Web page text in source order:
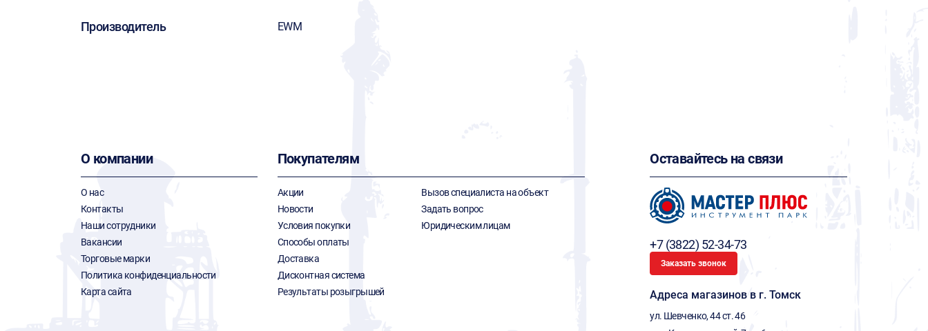
Производитель EWM
О компании
О нас
Контакты
Наши сотрудники
Вакансии
Торговые марки
Политика конфиденциальности
Карта сайта
Покупателям
Акции
Новости
Условия покупки
Способы оплаты
Доставка
Дисконтная система
Результаты розыгрышей
Вызов специалиста на объект
Задать вопрос
Юридическим лицам
Оставайтесь на связи
+7 (3822) 52-34-73
Заказать звонок
Адреса магазинов в г. Томск
ул. Шевченко, 44 ст. 46